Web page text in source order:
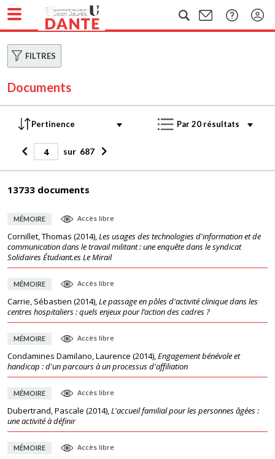
FILTRES
Documents
sur 687
13733 documents
MÉMOIRE Accès libre
Cornillet, Thomas (2014),Les usages des technologies d'information et de
communication dans le travail militant : une enquête dans le syndicat
Solidaires Étudiant.es Le Mirail
MÉMOIRE Accès libre
Carrie, Sébastien (2014),Le passage en pôles d'activité clinique dans les
centres hospitaliers : quels enjeux pour l’action des cadres ?
MÉMOIRE Accès libre
Condamines Damilano, Laurence (2014),Engagement bénévole et
handicap : d'un parcours à un processus d'affiliation
MÉMOIRE Accès libre
Dubertrand, Pascale (2014),L'accueil familial pour les personnes âgées :
une activité à définir
MÉMOIRE Accès libre